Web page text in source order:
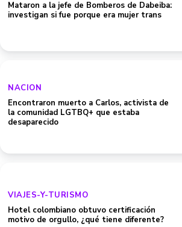
Mataron a la jefe de Bomberos de Dabeiba:
investigan si fue porque era mujer trans
NACION
Encontraron muerto a Carlos, activista de
la comunidad LGTBQ+ que estaba
desaparecido
VIAJES-Y-TURISMO
Hotel colombiano obtuvo certificación
motivo de orgullo, ¿qué tiene diferente?